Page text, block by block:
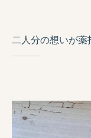
二人分の想いが薬